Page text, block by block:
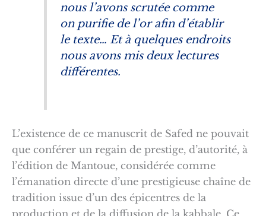
nous l’avons scrutée comme
on purifie de l’or afin d’établir
le texte… Et à quelques endroits
nous avons mis deux lectures
différentes.
L’existence de ce manuscrit de Safed ne pouvait
que conférer un regain de prestige, d’autorité, à
l’édition de Mantoue, considérée comme
l’émanation directe d’une prestigieuse chaîne de
tradition issue d’un des épicentres de la